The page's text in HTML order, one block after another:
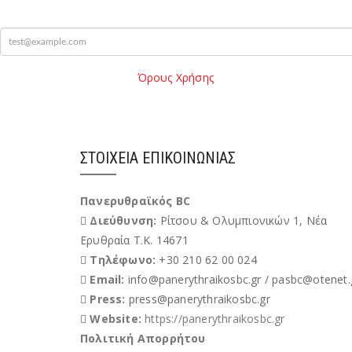
mail
Όρους Χρήσης
ΣΤΟΙΧΕΊΑ ΕΠΙΚΟΙΝΩΝΊΑΣ
Πανερυθραϊκός BC
Διεύθυνση: Ρίτσου & Ολυμπιονικών 1, Νέα
Ερυθραία Τ.Κ. 14671
Τηλέφωνο: +30 210 62 00 024
Email: info@panerythraikosbc.gr /
Press: press@panerythraikosbc.gr
Website:https://panerythraikosbc.gr
Πολιτική Απορρήτου